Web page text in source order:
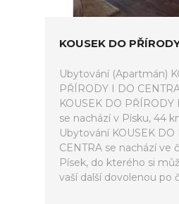
KOUSEK DO
Ubytování (Apartmán)
PŘÍRODY I DO
KOUSEK DO PŘÍRODY
se nachází v Písku, 44
Ubytování KOUSEK
CENTRA se nachází ve
Písek, do kterého si
vaší další dovolenou po